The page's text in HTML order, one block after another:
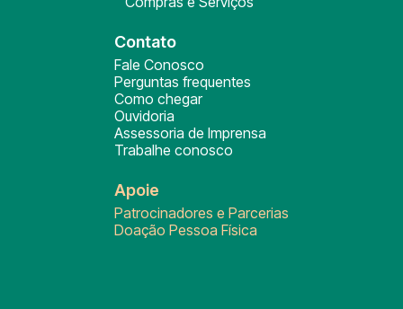
Contato
Fale Conosco
Perguntas frequentes
Como chegar
Ouvidoria
Assessoria de Imprensa
Trabalhe conosco
Apoie
Patrocinadores e Parcerias
Doação Pessoa Física